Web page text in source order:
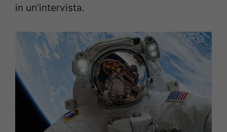
in un’intervista.